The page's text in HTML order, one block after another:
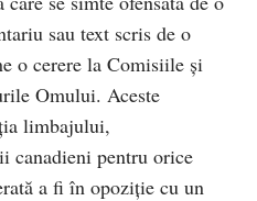
sau text scris de o
o cerere la Comisiile și
Omului. Aceste
limbajului,
canadieni pentru orice
a fi în opoziție cu un